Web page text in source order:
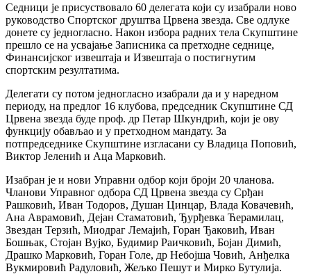
Седници је присуствовало 60 делегата који су изабрали ново
руководство Спортског друштва Црвена звезда. Све одлуке
донете су једногласно. Након избора радних тела Скупштине
прешло се на усвајање Записника са претходне седнице,
Финансијског извештаја и Извештаја о постигнутим
спортским резултатима.
Делегати су потом једногласно изабрали да и у наредном
периоду, на предлог 16 клубова, председник Скупштине СД
Црвена звезда буде проф. др Петар Шкундрић, који је ову
функцију обављао и у претходном мандату. За
потпредседнике Скупштине изгласани су Владица Поповић,
Виктор Јеленић и Аца Марковић.
Изабран је и нови Управни одбор који броји 20 чланова.
Чланови Управног одбора СД Црвена звезда су Срђан
Рашковић, Иван Тодоров, Душан Цинцар, Влада Ковачевић,
Ана Аврамовић, Дејан Стаматовић, Ђурђевка Ћерамилац,
Звездан Терзић, Миодраг Лемајић, Горан Ђаковић, Иван
Бошњак, Стојан Вујко, Будимир Раичковић, Бојан Димић,
Драшко Марковић, Горан Голе, др Небојша Човић, Анђелка
Вукмировић Радуловић, Жељко Пешут и Мирко Бутулија.